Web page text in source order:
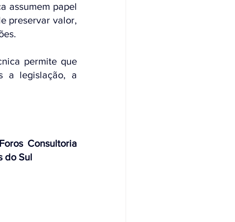
assumem papel
preservar valor,
permite que
a legislação, a
Consultoria
do Sul